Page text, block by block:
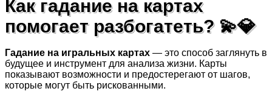
Как гадание на картах
помогает разбогатеть? 💫💎
Гадание на игральных картах — это способ заглянуть в
будущее и инструмент для анализа жизни. Карты
показывают возможности и предостерегают от шагов,
которые могут быть рискованными.